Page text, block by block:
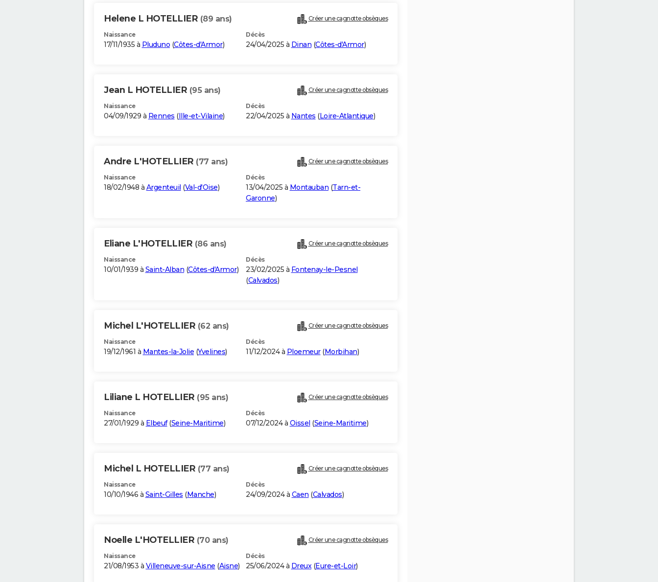
Helene L HOTELLIER (89 ans) Créer une cagnotte obsèques
Naissance
17/11/1935 à Pluduno (Côtes-d'Armor)
Décès
24/04/2025 à Dinan (Côtes-d'Armor)
Jean L HOTELLIER (95 ans) Créer une cagnotte obsèques
Naissance
04/09/1929 à Rennes (Ille-et-Vilaine)
Décès
22/04/2025 à Nantes (Loire-Atlantique)
Andre L'HOTELLIER (77 ans) Créer une cagnotte obsèques
Naissance
18/02/1948 à Argenteuil (Val-d'Oise)
Décès
13/04/2025 à Montauban (Tarn-et-
Garonne)
Eliane L'HOTELLIER (86 ans) Créer une cagnotte obsèques
Naissance
10/01/1939 à Saint-Alban (Côtes-d'Armor)
Décès
23/02/2025 à Fontenay-le-Pesnel
(Calvados)
Michel L'HOTELLIER (62 ans) Créer une cagnotte obsèques
Naissance
19/12/1961 à Mantes-la-Jolie (Yvelines)
Décès
11/12/2024 à Ploemeur(Morbihan)
Liliane L HOTELLIER (95 ans) Créer une cagnotte obsèques
Naissance
27/01/1929 à Elbeuf(Seine-Maritime)
Décès
07/12/2024 à Oissel (Seine-Maritime)
Michel L HOTELLIER (77 ans) Créer une cagnotte obsèques
Naissance
10/10/1946 à Saint-Gilles (Manche)
Décès
24/09/2024 à Caen (Calvados)
Noelle L'HOTELLIER (70 ans) Créer une cagnotte obsèques
Naissance
21/08/1953 à Villeneuve-sur-Aisne (Aisne)
Décès
25/06/2024 à Dreux(Eure-et-Loir)